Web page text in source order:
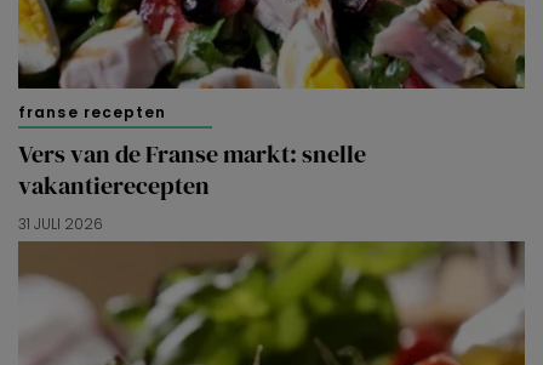
franse recepten
Vers van de Franse markt: snelle
vakantierecepten
31 JULI 2026